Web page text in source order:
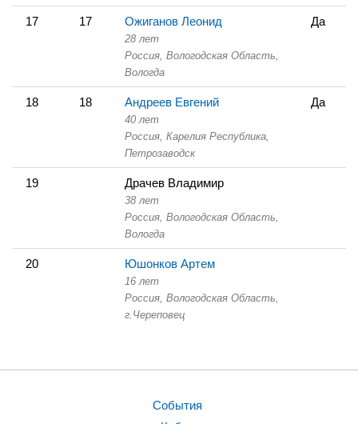
17 17 Ожиганов Леонид
28 лет
Россия, Вологодская Область,
Вологда
Да
18 18 Андреев Евгений
40 лет
Россия, Карелия Республика,
Петрозаводск
Да
19 Драчев Владимир
38 лет
Россия, Вологодская Область,
Вологда
20 Юшонков Артем
16 лет
Россия, Вологодская Область,
г.Череповец
События